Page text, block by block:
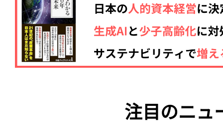
注目のニュ